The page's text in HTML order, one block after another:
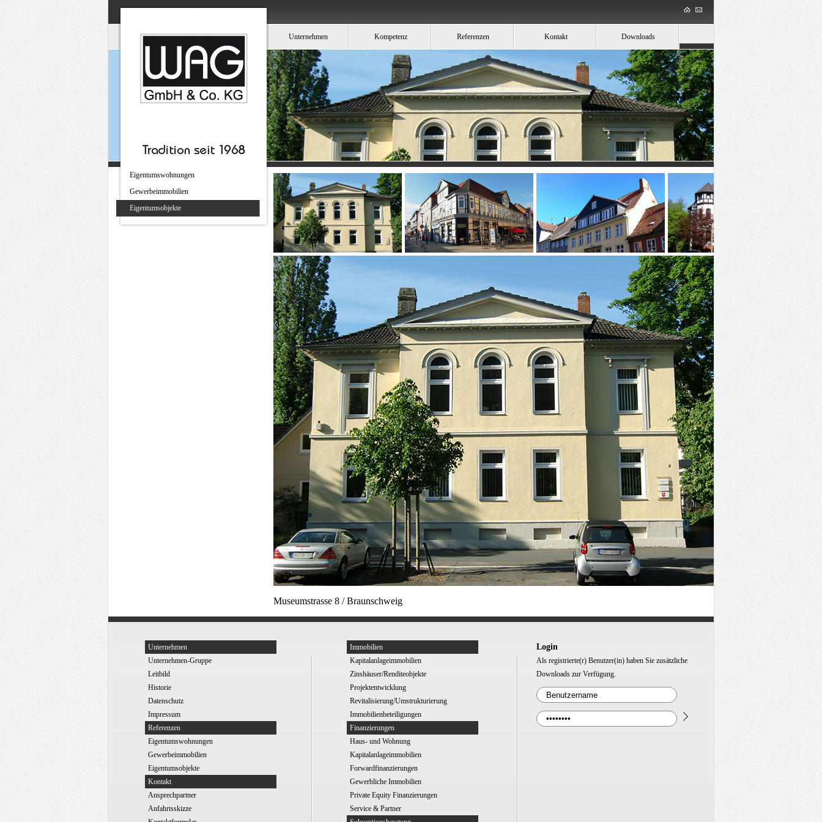
Unternehmen Kompetenz Referenzen Kontakt Downloads
Eigentumswohnungen
Gewerbeimmobilien
Eigentumsobjekte
Museumstrasse 8 / Braunschweig
Unternehmen
Unternehmen-Gruppe
Leitbild
Historie
Datenschutz
Impressum
Referenzen
Eigentumswohnungen
Gewerbeimmobilien
Eigentumsobjekte
Kontakt
Ansprechpartner
Anfahrtsskizze
Immobilien
Kapitalanlageimmobilien
Zinshäuser/Renditeobjekte
Projektentwicklung
Revitalisierung/Umstrukturierung
Immobilienbeteiligungen
Finanzierungen
Haus- und Wohnung
Kapitalanlageimmobilien
Forwardfinanzierungen
Gewerbliche Immobilien
Private Equity Finanzierungen
Service & Partner
Login
Als registrierte(r) Benutzer(in) haben Sie zusätzliche
Downloads zur Verfügung.